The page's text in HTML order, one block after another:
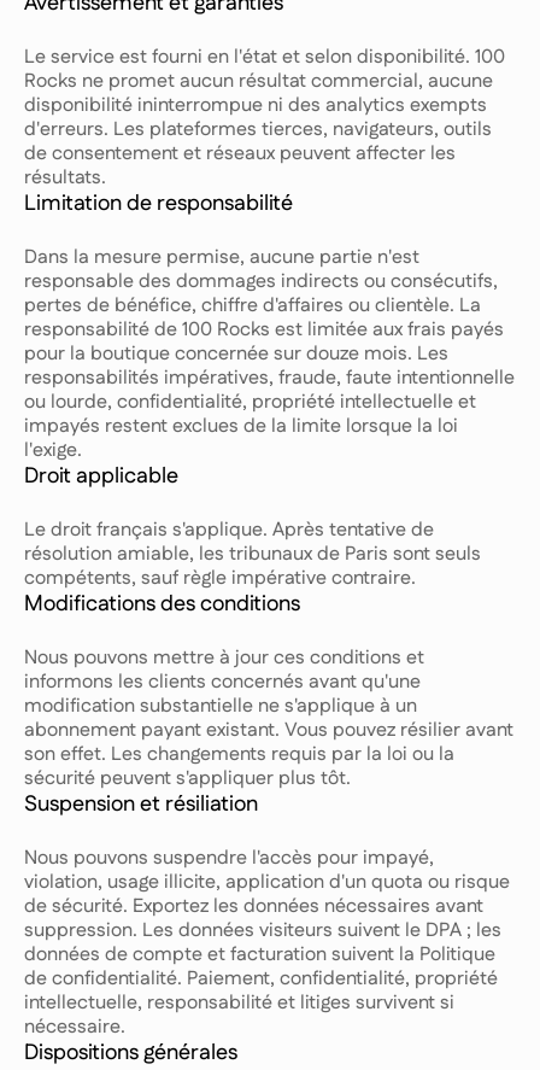
Le service est fourni en l'état et selon disponibilité. 100
Rocks ne promet aucun résultat commercial, aucune
disponibilité ininterrompue ni des analytics exempts
d'erreurs. Les plateformes tierces, navigateurs, outils
de consentement et réseaux peuvent affecter les
résultats.
Limitation de responsabilité
Dans la mesure permise, aucune partie n'est
responsable des dommages indirects ou consécutifs,
pertes de bénéfice, chiffre d'affaires ou clientèle. La
responsabilité de 100 Rocks est limitée aux frais payés
pour la boutique concernée sur douze mois. Les
responsabilités impératives, fraude, faute intentionnelle
ou lourde, confidentialité, propriété intellectuelle et
impayés restent exclues de la limite lorsque la loi
l'exige.
Droit applicable
Le droit français s'applique. Après tentative de
résolution amiable, les tribunaux de Paris sont seuls
compétents, sauf règle impérative contraire.
Modifications des conditions
Nous pouvons mettre à jour ces conditions et
informons les clients concernés avant qu'une
modification substantielle ne s'applique à un
abonnement payant existant. Vous pouvez résilier avant
son effet. Les changements requis par la loi ou la
sécurité peuvent s'appliquer plus tôt.
Suspension et résiliation
Nous pouvons suspendre l'accès pour impayé,
violation, usage illicite, application d'un quota ou risque
de sécurité. Exportez les données nécessaires avant
suppression. Les données visiteurs suivent le DPA ; les
données de compte et facturation suivent la Politique
de confidentialité. Paiement, confidentialité, propriété
intellectuelle, responsabilité et litiges survivent si
nécessaire.
Dispositions générales